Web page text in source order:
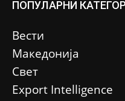
ПОПУЛАРНИ
Вести
Македонија
Свет
Еxport Intelligence